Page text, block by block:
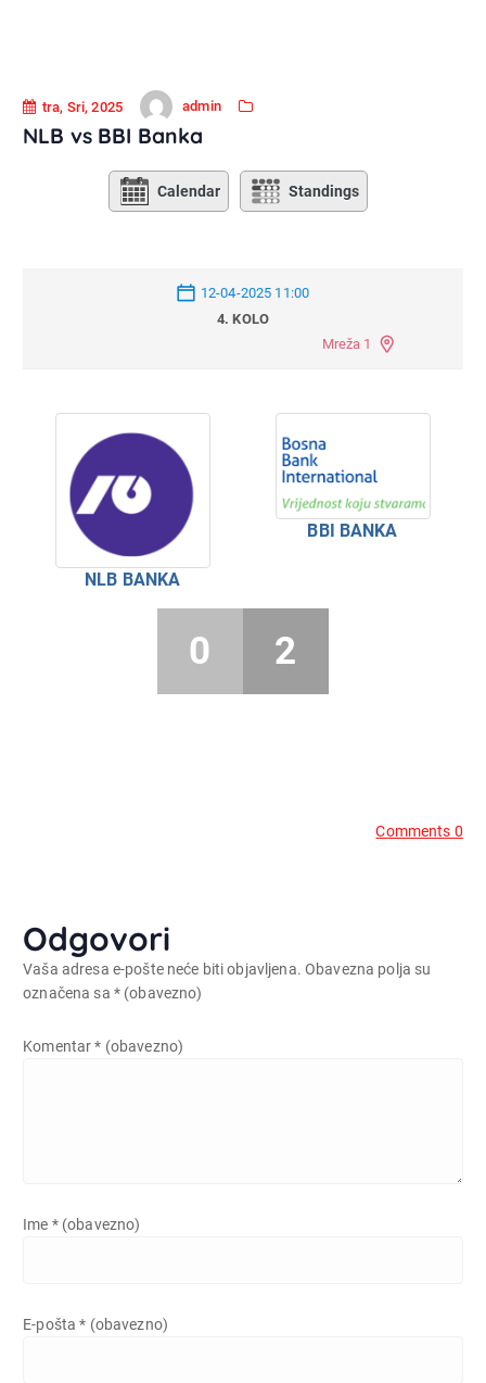
tra, Sri, 2025 admin
NLB vs BBI Banka
Calendar Standings
12-04-2025 11:00
4. KOLO
Mreža 1
NLB BANKA
BBI BANKA
0 2
Comments 0
Odgovori
Vaša adresa e-pošte neće biti objavljena. Obavezna polja su
označena sa * (obavezno)
Komentar* (obavezno)
Ime * (obavezno)
E-pošta* (obavezno)